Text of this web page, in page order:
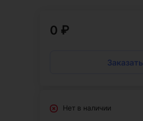
0 ₽
Заказать
Нет в наличии